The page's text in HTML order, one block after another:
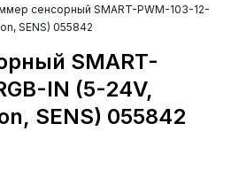
сенсорный SMART-PWM-103-12-
SENS) 055842
SMART-
IN (5-24V,
SENS) 055842